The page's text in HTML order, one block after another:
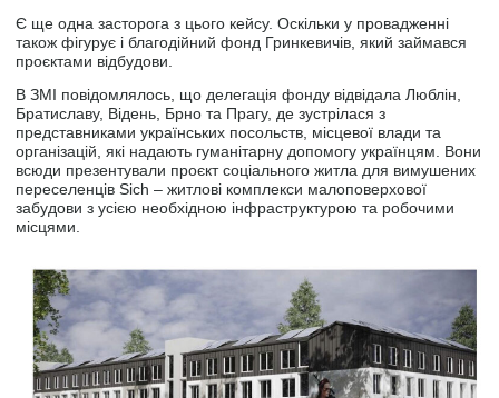
Є ще одна засторога з цього кейсу. Оскільки у провадженні
також фігурує і благодійний фонд Гринкевичів, який займався
проєктами відбудови.
В ЗМІ повідомлялось, що делегація фонду відвідала Люблін,
Братиславу, Відень, Брно та Прагу, де зустрілася з
представниками українських посольств, місцевої влади та
організацій, які надають гуманітарну допомогу українцям. Вони
всюди презентували проєкт соціального житла для вимушених
переселенців Sich – житлові комплекси малоповерхової
забудови з усією необхідною інфраструктурою та робочими
місцями.